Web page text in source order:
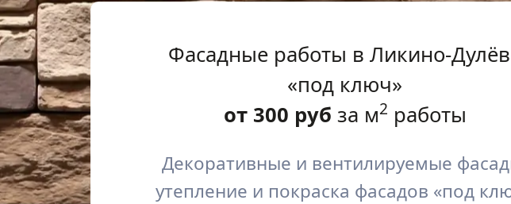
Фасадные работы в Ликино-
«под ключ»
от 300 руб за м2 работы
Декоративные и вентилируемые
утепление и покраска фасадов «под